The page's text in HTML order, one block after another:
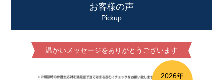
お客様の声
Pickup
温かいメッセージをありがとうございます
2026年